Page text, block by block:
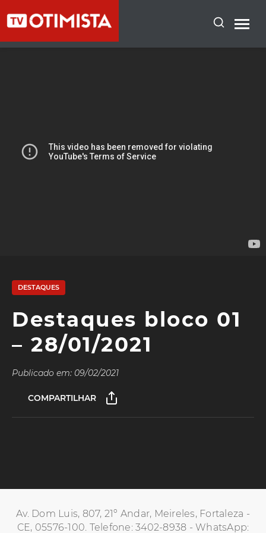
DESTAQUES
Destaques bloco 01
– 28/01/2021
Publicado em: 09/02/2021
COMPARTILHAR
Av. Dom Luis, 807, 21º Andar, Meireles, Fortaleza -
CE, 05576-100. Telefone: 3402-8938 - WhatsApp: